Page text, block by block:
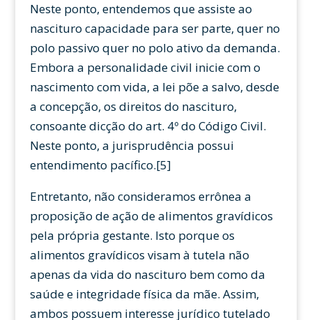
Neste ponto, entendemos que assiste ao
nascituro capacidade para ser parte, quer no
polo passivo quer no polo ativo da demanda.
Embora a personalidade civil inicie com o
nascimento com vida, a lei põe a salvo, desde
a concepção, os direitos do nascituro,
consoante dicção do art. 4º do Código Civil.
Neste ponto, a jurisprudência possui
entendimento pacífico.[5]
Entretanto, não consideramos errônea a
proposição de ação de alimentos gravídicos
pela própria gestante. Isto porque os
alimentos gravídicos visam à tutela não
apenas da vida do nascituro bem como da
saúde e integridade física da mãe. Assim,
ambos possuem interesse jurídico tutelado